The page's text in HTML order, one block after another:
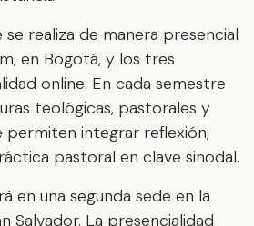
realiza de manera presencial
en Bogotá, y los tres
online. En cada semestre
teológicas, pastorales y
permiten integrar reflexión,
pastoral en clave sinodal.
en una segunda sede en la
Salvador. La presencialidad